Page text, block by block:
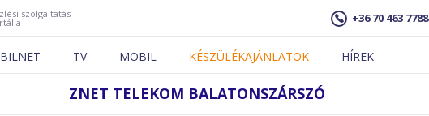
szolgáltatás +36 70 463 7788
TV MOBIL KÉSZÜLÉKAJÁNLATOK HÍREK
ZNET TELEKOM BALATONSZÁRSZÓ